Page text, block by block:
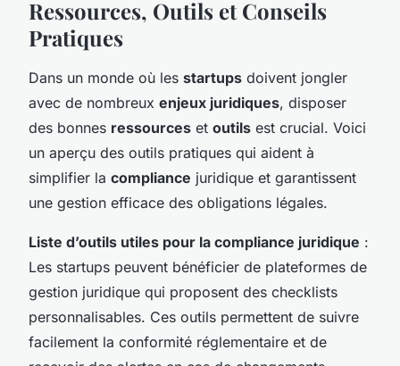
Ressources, Outils et Conseils
Pratiques
Dans un monde où les startups doivent jongler
avec de nombreux enjeux juridiques, disposer
des bonnes ressources et outils est crucial. Voici
un aperçu des outils pratiques qui aident à
simplifier la compliance juridique et garantissent
une gestion efficace des obligations légales.
Liste d’outils utiles pour la compliance juridique :
Les startups peuvent bénéficier de plateformes de
gestion juridique qui proposent des checklists
personnalisables. Ces outils permettent de suivre
facilement la conformité réglementaire et de